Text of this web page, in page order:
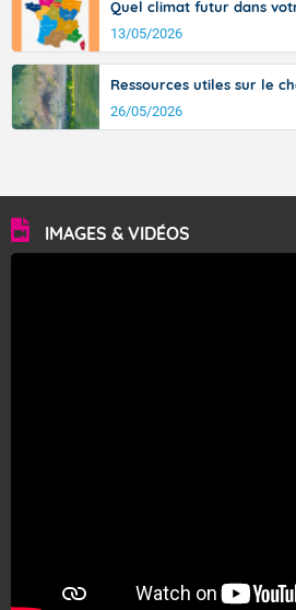
Quel climat futur dans
13/05/2026
Ressources utiles sur le
26/05/2026
IMAGES & VIDÉOS